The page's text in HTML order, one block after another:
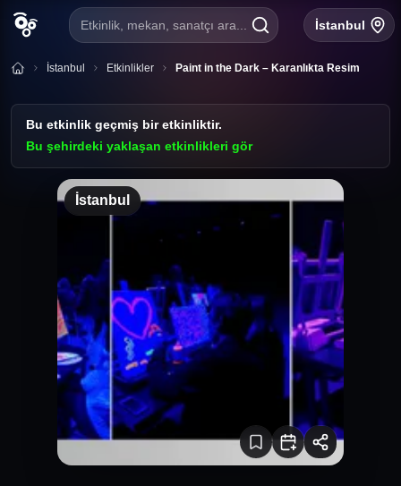
Etkinlik, mekan, sanatçı ara... İstanbul
İstanbul Etkinlikler Paint in the Dark – Karanlıkta Resim
Bu etkinlik geçmiş bir etkinliktir.
Bu şehirdeki yaklaşan etkinlikleri gör
İstanbul